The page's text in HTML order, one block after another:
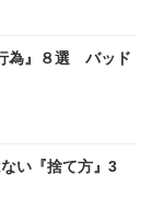
為』８選 バッド
い『捨て方』3